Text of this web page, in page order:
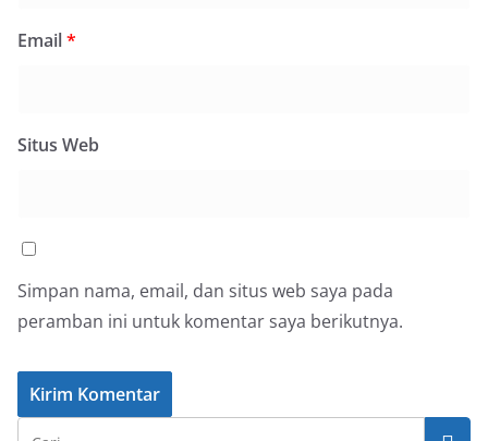
Email*
Situs Web
Simpan nama, email, dan situs web saya pada
peramban ini untuk komentar saya berikutnya.